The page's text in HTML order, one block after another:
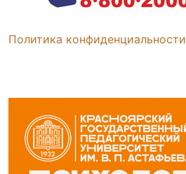
Политика конфиденциальности